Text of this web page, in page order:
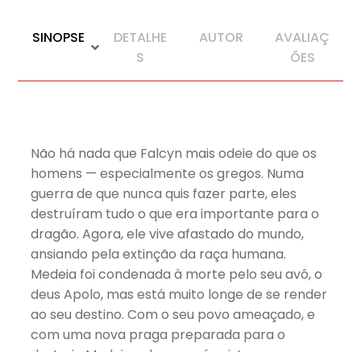
SINOPSE
DETALHE
S
AUTOR
AVALIAÇ
ÕES
Não há nada que Falcyn mais odeie do que os
homens — especialmente os gregos. Numa
guerra de que nunca quis fazer parte, eles
destruíram tudo o que era importante para o
dragão. Agora, ele vive afastado do mundo,
ansiando pela extinção da raça humana.
Medeia foi condenada à morte pelo seu avô, o
deus Apolo, mas está muito longe de se render
ao seu destino. Com o seu povo ameaçado, e
com uma nova praga preparada para o